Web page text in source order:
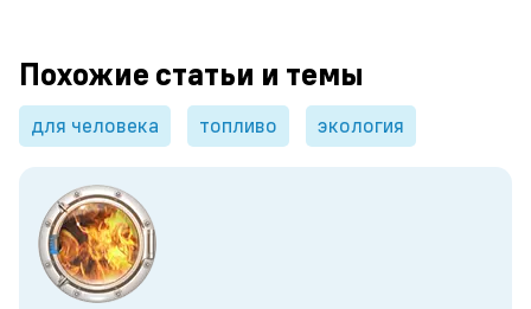
Похожие статьи и темы
для человека топливо экология